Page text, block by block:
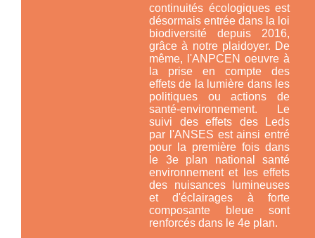
continuités écologiques est
désormais entrée dans la loi
biodiversité depuis 2016,
grâce à notre plaidoyer. De
même, l'ANPCEN oeuvre à
la prise en compte des
effets de la lumière dans les
politiques ou actions de
santé-environnement. Le
suivi des effets des Leds
par l'ANSES est ainsi entré
pour la première fois dans
le 3e plan national santé
environnement et les effets
des nuisances lumineuses
et d'éclairages à forte
composante bleue sont
renforcés dans le 4e plan.